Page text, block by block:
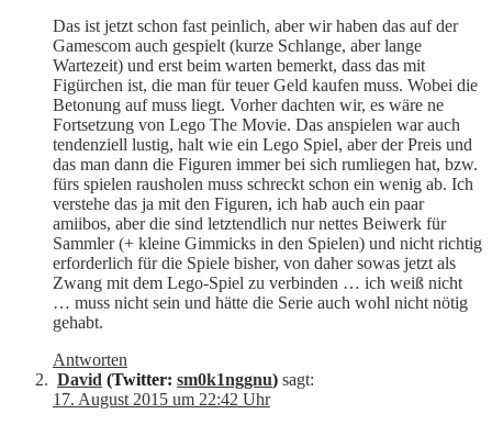
Das ist jetzt schon fast peinlich, aber wir haben das auf der
Gamescom auch gespielt (kurze Schlange, aber lange
Wartezeit) und erst beim warten bemerkt, dass das mit
Figürchen ist, die man für teuer Geld kaufen muss. Wobei die
Betonung auf muss liegt. Vorher dachten wir, es wäre ne
Fortsetzung von Lego The Movie. Das anspielen war auch
tendenziell lustig, halt wie ein Lego Spiel, aber der Preis und
das man dann die Figuren immer bei sich rumliegen hat, bzw.
fürs spielen rausholen muss schreckt schon ein wenig ab. Ich
verstehe das ja mit den Figuren, ich hab auch ein paar
amiibos, aber die sind letztendlich nur nettes Beiwerk für
Sammler (+ kleine Gimmicks in den Spielen) und nicht richtig
erforderlich für die Spiele bisher, von daher sowas jetzt als
Zwang mit dem Lego-Spiel zu verbinden … ich weiß nicht
… muss nicht sein und hätte die Serie auch wohl nicht nötig
gehabt.
Antworten
David (Twitter: sm0k1nggnu) sagt:
17. August 2015 um 22:42 Uhr